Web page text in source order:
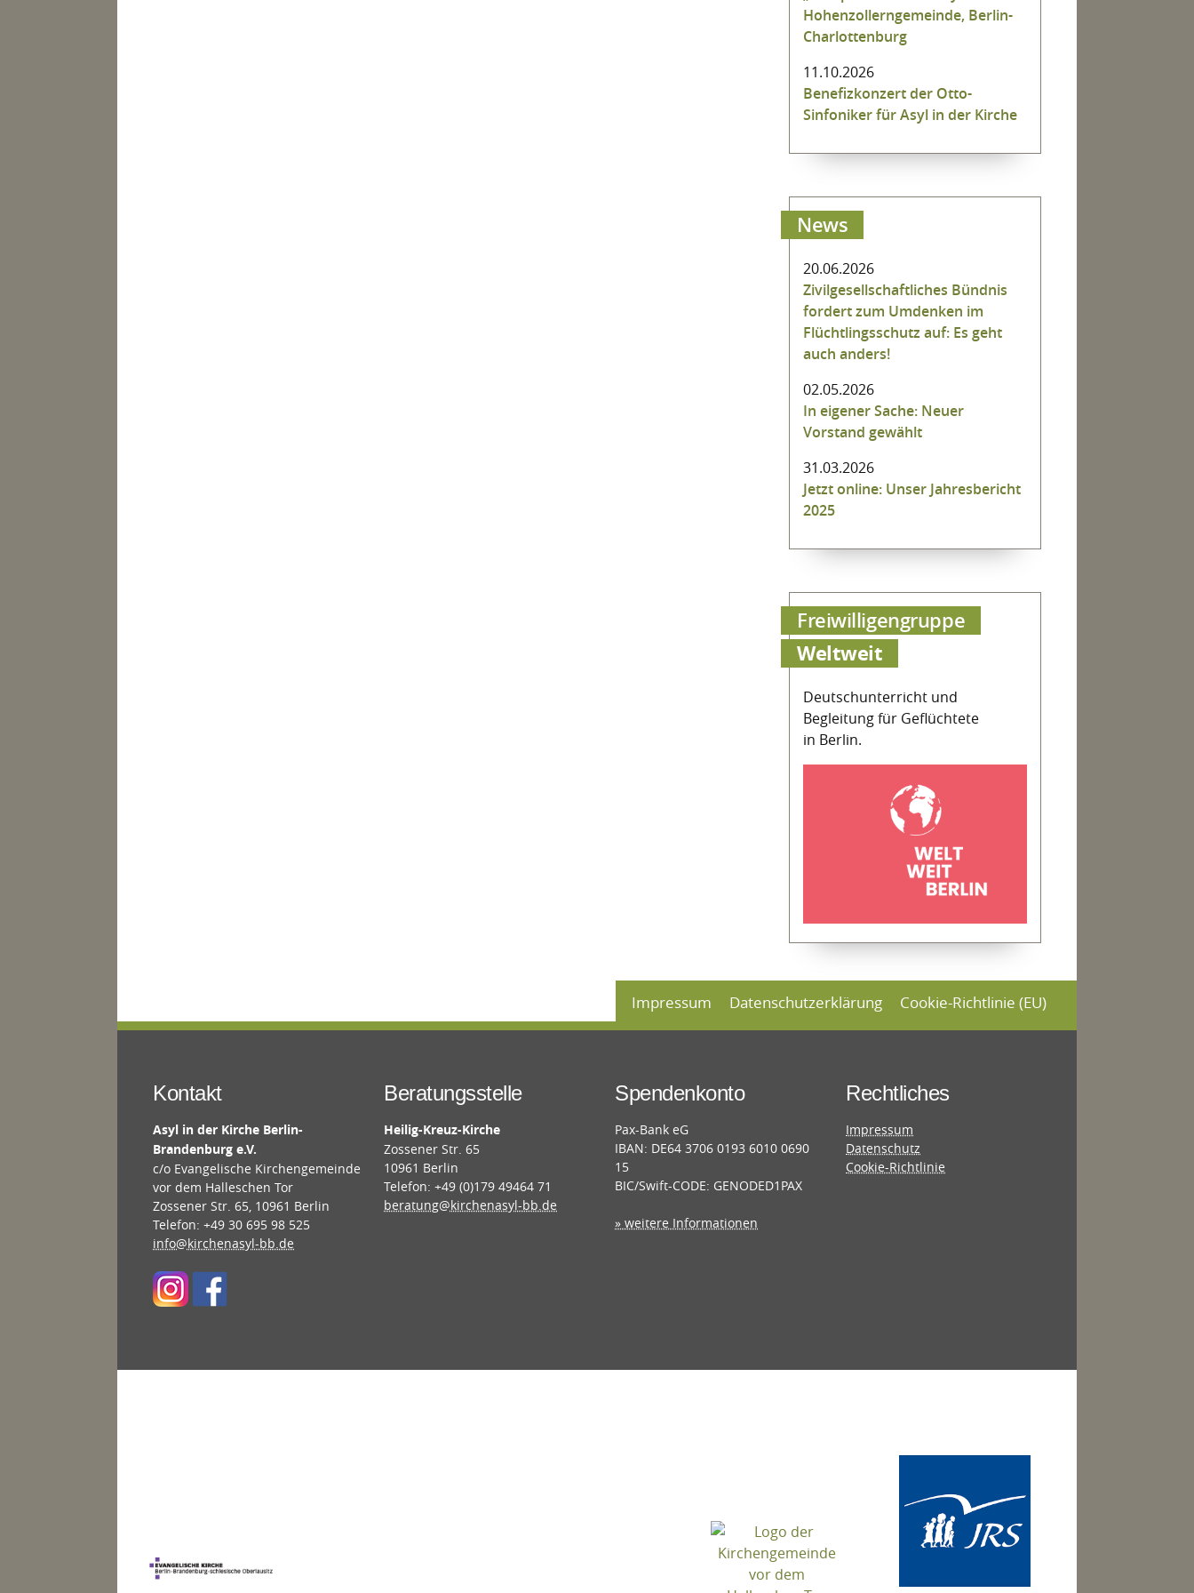
Hohenzollerngemeinde, Berlin-
Charlottenburg
11.10.2026
Benefizkonzert der Otto-
Sinfoniker für Asyl in der Kirche
News
20.06.2026
Zivilgesellschaftliches Bündnis
fordert zum Umdenken im
Flüchtlingsschutz auf: Es geht
auch anders!
02.05.2026
In eigener Sache: Neuer
Vorstand gewählt
31.03.2026
Jetzt online: Unser Jahresbericht
2025
Freiwilligengruppe
Weltweit
Deutschunterricht und
Begleitung für Geflüchtete
in Berlin.
Kontakt
Asyl in der Kirche Berlin-
Brandenburg e.V.
c/o Evangelische Kirchengemeinde
vor dem Halleschen Tor
Zossener Str. 65, 10961 Berlin
Telefon: +49 30 695 98 525
info@kirchenasyl-bb.de
Beratungsstelle
Heilig-Kreuz-Kirche
Zossener Str. 65
10961 Berlin
Telefon: +49 (0)179 49464 71
beratung@kirchenasyl-bb.de
Spendenkonto
Pax-Bank eG
IBAN: DE64 3706 0193 6010 0690
15
BIC/Swift-CODE: GENODED1PAX
» weitere Informationen
Rechtliches
Impressum
Datenschutz
Cookie-Richtlinie
Impressum Datenschutzerklärung Cookie-Richtlinie (EU)